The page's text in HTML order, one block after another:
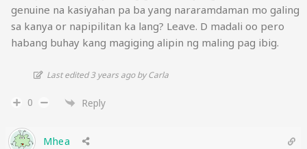
genuine na kasiyahan pa ba yang nararamdaman mo galing
sa kanya or napipilitan ka lang? Leave. D madali oo pero
habang buhay kang magiging alipin ng maling pag ibig.
Last edited 3 years ago by Carla
0 Reply
Mhea